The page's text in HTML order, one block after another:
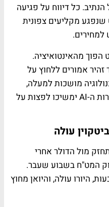
כל דיווח על פגיעה
שנפגע מקליעים צפונית
למחירים.
מהאינטואיציה.
100 דולר ופד זהיר אמורים ללחוץ על
מושכות למעלה,
והציפייה היא שהרווחים של חברות ה-AI ימשיכו לפצות על
עולה
מול הדולר אחרי
המט"ח בשבוע שעבר.
היורו עולה, והיואן מחוץ